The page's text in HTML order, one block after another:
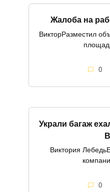
Жалоба на
ВикторРазместил
0
Украли багаж
Виктория
0